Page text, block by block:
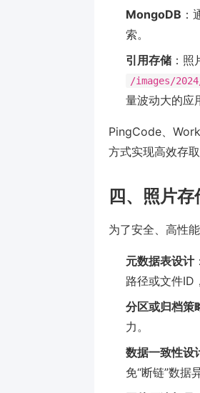
MongoDB
索。
引用存储 ：
/images/
量波动大的应
PingCode、
方式实现高效存
四、照片
为了安全、高性
元数据表设计
路径或文件ID
分区或归档策
力。
数据一致性设
免“断链”数据